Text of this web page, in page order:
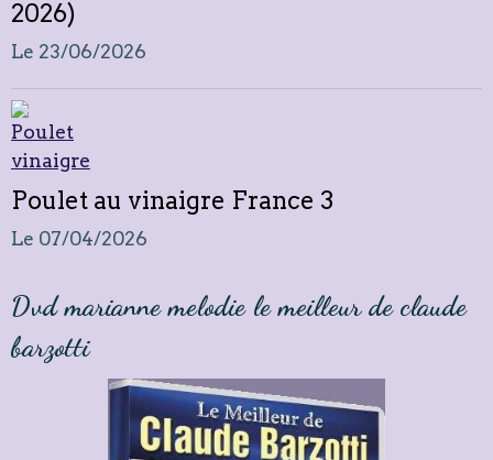
2026)
Le 23/06/2026
Poulet au vinaigre France 3
Le 07/04/2026
Dvd marianne melodie le meilleur de claude
barzotti